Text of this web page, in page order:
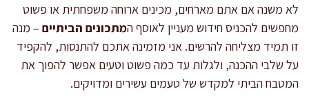
לא משנה אם אתם מארחים, מכינים ארוחה משפחתית או פשוט
מחפשים להכניס חידוש מעניין לאוסף המתכונים הביתיים – מנה
זו תמיד מצליחה להרשים. אני מזמינה אתכם להתנסות, להקפיד
על שלבי ההכנה, ולגלות עד כמה פשוט וטעים אפשר להפוך את
המטבח הביתי למקדש של טעמים עשירים ומדויקים.